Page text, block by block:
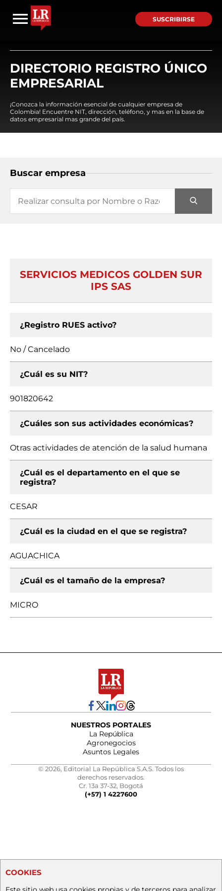
SUSCRIBIRSE
DIRECTORIO REGISTRO ÚNICO
EMPRESARIAL
¡Conozca la información esencial de cualquier empresa de
Colombia! Encuentre NIT, dirección, teléfono, y mas en la base de
datos empresarial mas grande del país.
Buscar empresa
SERVICIOS MEDICOS GOLDEN SUR
IPS SAS
¿Registro RUES activo?
No / Cancelado
¿Cuál es su NIT?
901820642
¿Cuáles son sus actividades económicas?
Otras actividades de atención de la salud humana
¿Cuál es el departamento en el que se
registra?
CESAR
¿Cuál es la ciudad en el que se registra?
AGUACHICA
¿Cuál es el tamaño de la empresa?
MICRO
NUESTROS PORTALES
La República
Agronegocios
Asuntos Legales
© 2026, Editorial La República S.A.S. Todos los
derechos reservados.
Cr. 13a 37-32, Bogotá
(+57) 1 4227600
COOKIES